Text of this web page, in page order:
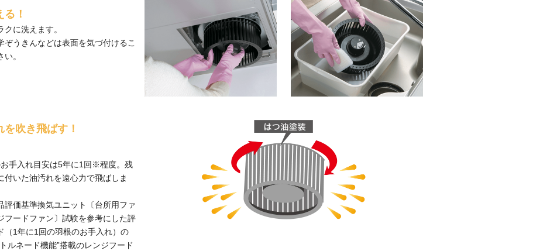
！
に洗えます。
うきんなどは表面を気づ付けるこ
。
吹き飛ばす！
手入れ目安は5年に1回※程度。残
いた油汚れを遠心力で飛ばしま
価基準換気ユニット〔台所用ファ
フードファン〕試験を参考にした評
（1年に1回の羽根のお手入れ）の
ルネード機能”搭載のレンジフード